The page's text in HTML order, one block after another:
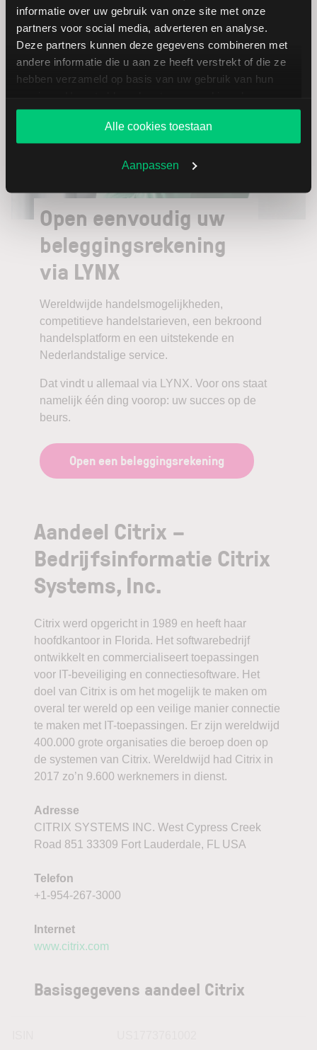
informatie over uw gebruik van onze site met onze
partners voor social media, adverteren en analyse.
Deze partners kunnen deze gegevens combineren met
andere informatie die u aan ze heeft verstrekt of die ze
hebben verzameld op basis van uw gebruik van hun
website blijft gebruiken.
Alle cookies toestaan
Aanpassen
Er zijn geen dividenduitkeringen voor dit bedrijf
Open eenvoudig uw
beleggingsrekening
via LYNX
Wereldwijde handelsmogelijkheden,
competitieve handelstarieven, een bekroond
handelsplatform en een uitstekende en
Nederlandstalige service.
Dat vindt u allemaal via LYNX. Voor ons staat
namelijk één ding voorop: uw succes op de
beurs.
Open een beleggingsrekening
Aandeel Citrix –
Bedrijfsinformatie Citrix
Systems, Inc.
Citrix werd opgericht in 1989 en heeft haar
hoofdkantoor in Florida. Het softwarebedrijf
ontwikkelt en commercialiseert toepassingen
voor IT-beveiliging en connectiesoftware. Het
doel van Citrix is om het mogelijk te maken om
overal ter wereld op een veilige manier connectie
te maken met IT-toepassingen. Er zijn wereldwijd
400.000 grote organisaties die beroep doen op
de systemen van Citrix. Wereldwijd had Citrix in
2017 zo’n 9.600 werknemers in dienst.
Adresse
CITRIX SYSTEMS INC. West Cypress Creek
Road 851 33309 Fort Lauderdale, FL USA
Telefon
+1-954-267-3000
Internet
www.citrix.com
Basisgegevens aandeel Citrix